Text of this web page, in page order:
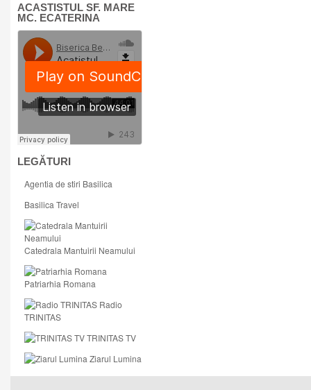
ACASTISTUL SF. MARE
MC. ECATERINA
LEGĂTURI
Agentia de stiri Basilica
Basilica Travel
Catedrala Mantuirii Neamului
Patriarhia Romana
Radio
TRINITAS
TRINITAS TV
Ziarul Lumina